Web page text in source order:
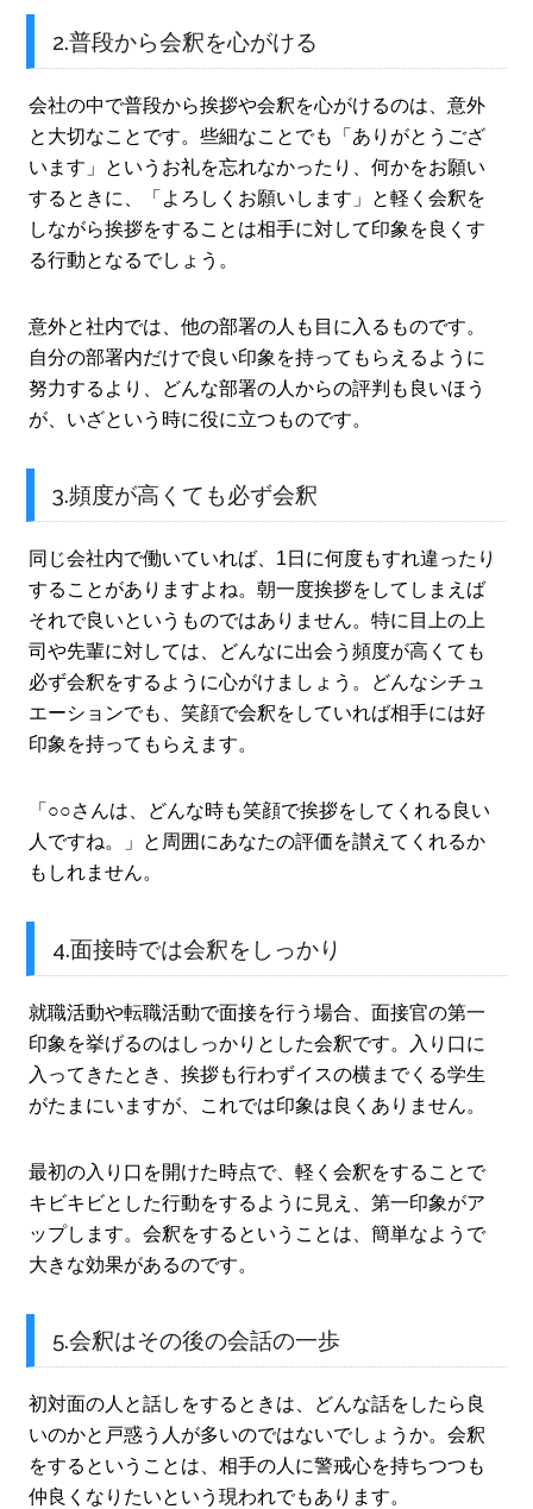
2.普段から会釈を心がける
会社の中で普段から挨拶や会釈を心がけるのは、意外
と大切なことです。些細なことでも「ありがとうござ
います」というお礼を忘れなかったり、何かをお願い
するときに、「よろしくお願いします」と軽く会釈を
しながら挨拶をすることは相手に対して印象を良くす
る行動となるでしょう。
意外と社内では、他の部署の人も目に入るものです。
自分の部署内だけで良い印象を持ってもらえるように
努力するより、どんな部署の人からの評判も良いほう
が、いざという時に役に立つものです。
3.頻度が高くても必ず会釈
同じ会社内で働いていれば、1日に何度もすれ違ったり
することがありますよね。朝一度挨拶をしてしまえば
それで良いというものではありません。特に目上の上
司や先輩に対しては、どんなに出会う頻度が高くても
必ず会釈をするように心がけましょう。どんなシチュ
エーションでも、笑顔で会釈をしていれば相手には好
印象を持ってもらえます。
「○○さんは、どんな時も笑顔で挨拶をしてくれる良い
人ですね。」と周囲にあなたの評価を讃えてくれるか
もしれません。
4.面接時では会釈をしっかり
就職活動や転職活動で面接を行う場合、面接官の第一
印象を挙げるのはしっかりとした会釈です。入り口に
入ってきたとき、挨拶も行わずイスの横までくる学生
がたまにいますが、これでは印象は良くありません。
最初の入り口を開けた時点で、軽く会釈をすることで
キビキビとした行動をするように見え、第一印象がア
ップします。会釈をするということは、簡単なようで
大きな効果があるのです。
5.会釈はその後の会話の一歩
初対面の人と話しをするときは、どんな話をしたら良
いのかと戸惑う人が多いのではないでしょうか。会釈
をするということは、相手の人に警戒心を持ちつつも
仲良くなりたいという現われでもあります。